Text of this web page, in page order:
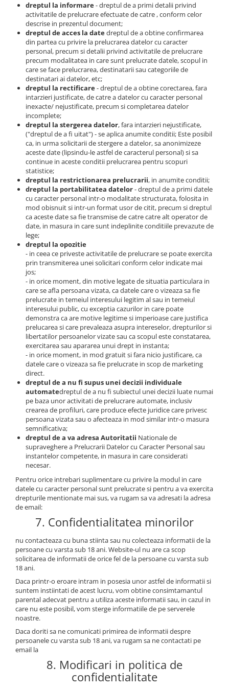
dreptul la informare- dreptul de a primi detalii privind
activitatile de prelucrare efectuate de catre , conform celor
descrise in prezentul document;
dreptul de acces la datedreptul de a obtine confirmarea
din partea cu privire la prelucrarea datelor cu caracter
personal, precum si detalii privind activitatile de prelucrare
precum modalitatea in care sunt prelucrate datele, scopul in
care se face prelucrarea, destinatarii sau categoriile de
destinatari ai datelor, etc;
dreptul la rectificare- dreptul de a obtine corectarea, fara
intarzieri justificate, de catre a datelor cu caracter personal
inexacte/ nejustificate, precum si completarea datelor
incomplete;
dreptul la stergerea datelor, fara intarzieri nejustificate,
("dreptul de a fi uitat") - se aplica anumite conditii; Este posibil
ca, in urma solicitarii de stergere a datelor, sa anonimizeze
aceste date (lipsindu-le astfel de caracterul personal) si sa
continue in aceste conditii prelucrarea pentru scopuri
statistice;
dreptul la restrictionarea prelucrarii, in anumite conditii;
dreptul la portabilitatea datelor- dreptul de a primi datele
cu caracter personal intr-o modalitate structurata, folosita in
mod obisnuit si intr-un format usor de citit, precum si dreptul
ca aceste date sa fie transmise de catre catre alt operator de
date, in masura in care sunt indeplinite conditiile prevazute de
lege;
dreptul la opozitie
- in ceea ce priveste activitatile de prelucrare se poate exercita
prin transmiterea unei solicitari conform celor indicate mai
jos;
- in orice moment, din motive legate de situatia particulara in
care se afla persoana vizata, ca datele care o vizeaza sa fie
prelucrate in temeiul interesului legitim al sau in temeiul
interesului public, cu exceptia cazurilor in care poate
demonstra ca are motive legitime si imperioase care justifica
prelucarea si care prevaleaza asupra intereselor, drepturilor si
libertatilor persoanelor vizate sau ca scopul este constatarea,
exercitarea sau apararea unui drept in instanta;
- in orice moment, in mod gratuit si fara nicio justificare, ca
datele care o vizeaza sa fie prelucrate in scop de marketing
direct.
dreptul de a nu fi supus unei decizii individuale
automatedreptul de a nu fi subiectul unei decizii luate numai
pe baza unor activitati de prelucrare automate, inclusiv
crearea de profiluri, care produce efecte juridice care privesc
persoana vizata sau o afecteaza in mod similar intr-o masura
semnificativa;
dreptul de a va adresa Autoritatii Nationale de
supraveghere a Prelucrarii Datelor cu Caracter Personal sau
instantelor competente, in masura in care considerati
necesar.
Pentru orice intrebari suplimentare cu privire la modul in care
datele cu caracter personal sunt prelucrate si pentru a va exercita
drepturile mentionate mai sus, va rugam sa va adresati la adresa
de email:
7. Confidentialitatea minorilor
nu contacteaza cu buna stiinta sau nu colecteaza informatii de la
persoane cu varsta sub 18 ani. Website-ul nu are ca scop
solicitarea de informatii de orice fel de la persoane cu varsta sub
18 ani.
Daca printr-o eroare intram in posesia unor astfel de informatii si
suntem instiintati de acest lucru, vom obtine consimtamantul
parental adecvat pentru a utiliza aceste informatii sau, in cazul in
care nu este posibil, vom sterge informatiile de pe serverele
noastre.
Daca doriti sa ne comunicati primirea de informatii despre
persoanele cu varsta sub 18 ani, va rugam sa ne contactati pe
email la
8. Modificari in politica de
confidentialitate